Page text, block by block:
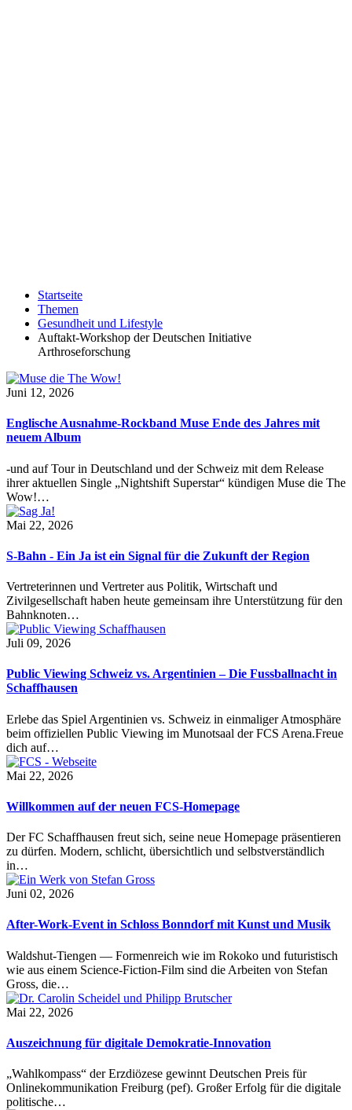
Startseite
Themen
Gesundheit und Lifestyle
Auftakt-Workshop der Deutschen Initiative
Arthroseforschung
Juni 12, 2026
Englische Ausnahme-Rockband Muse Ende des Jahres mit
neuem Album
-und auf Tour in Deutschland und der Schweiz mit dem Release
ihrer aktuellen Single „Nightshift Superstar“ kündigen Muse die The
Wow!…
Mai 22, 2026
S-Bahn - Ein Ja ist ein Signal für die Zukunft der Region
Vertreterinnen und Vertreter aus Politik, Wirtschaft und
Zivilgesellschaft haben heute gemeinsam ihre Unterstützung für den
Bahnknoten…
Juli 09, 2026
Public Viewing Schweiz vs. Argentinien – Die Fussballnacht in
Schaffhausen
Erlebe das Spiel Argentinien vs. Schweiz in einmaliger Atmosphäre
beim offiziellen Public Viewing im Munotsaal der FCS Arena.Freue
dich auf…
Mai 22, 2026
Willkommen auf der neuen FCS-Homepage
Der FC Schaffhausen freut sich, seine neue Homepage präsentieren
zu dürfen. Modern, schlicht, übersichtlich und selbstverständlich
in…
Juni 02, 2026
After-Work-Event in Schloss Bonndorf mit Kunst und Musik
Waldshut-Tiengen — Formenreich wie im Rokoko und futuristisch
wie aus einem Science-Fiction-Film sind die Arbeiten von Stefan
Gross, die…
Mai 22, 2026
Auszeichnung für digitale Demokratie-Innovation
„Wahlkompass“ der Erzdiözese gewinnt Deutschen Preis für
Onlinekommunikation Freiburg (pef). Großer Erfolg für die digitale
politische…